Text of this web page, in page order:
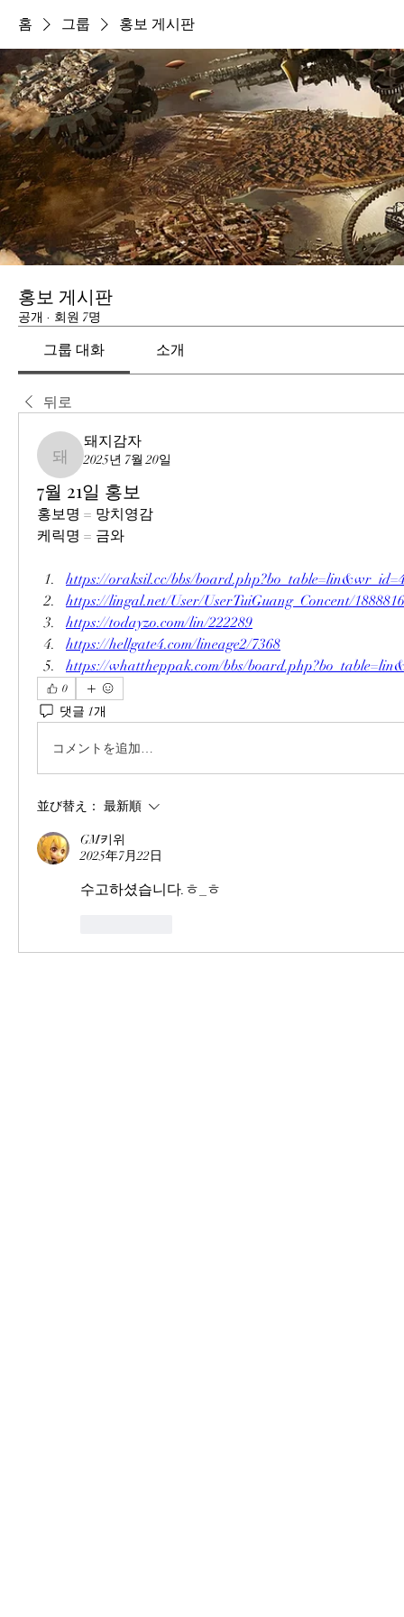
홈 그룹 홍보 게시판
홍보 게시판
공개 · 회원 7명
그룹 대화 소개
뒤로
돼지감자
돼지감자
2025년 7월 20일
7월 21일 홍보
홍보명 = 망치영감
케릭명 = 금와
https://oraksil.cc/bbs/
https://lingal.net/User/UserTuiGuang_Concent/1888816
https://todayzo.com/lin/222289
https://hellgate4.com/lineage2/7368
https://whattheppak.com/bbs/
0
댓글 1개
コメントを追加…
並び替え： 最新順
GM키위
2025年7月22日
수고하셨습니다.ㅎ_ㅎ